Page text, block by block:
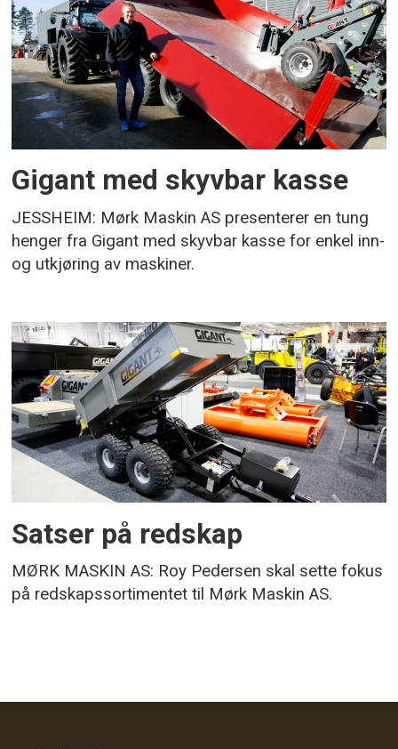
Gigant med skyvbar kasse
JESSHEIM: Mørk Maskin AS presenterer en tung
henger fra Gigant med skyvbar kasse for enkel inn-
og utkjøring av maskiner.
Satser på redskap
MØRK MASKIN AS: Roy Pedersen skal sette fokus
på redskapssortimentet til Mørk Maskin AS.